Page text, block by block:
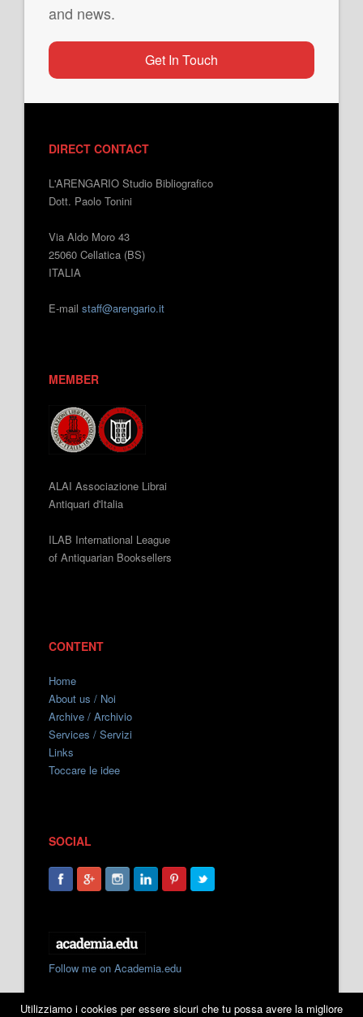
and news.
Get In Touch
DIRECT CONTACT
L'ARENGARIO Studio Bibliografico
Dott. Paolo Tonini
Via Aldo Moro 43
25060 Cellatica (BS)
ITALIA
E-mail staff@arengario.it
MEMBER
ALAI Associazione Librai
Antiquari d'Italia
ILAB International League
of Antiquarian Booksellers
CONTENT
Home
About us / Noi
Archive / Archivio
Services / Servizi
Links
Toccare le idee
SOCIAL
Follow me on Academia.edu
Utilizziamo i cookies per essere sicuri che tu possa avere la migliore